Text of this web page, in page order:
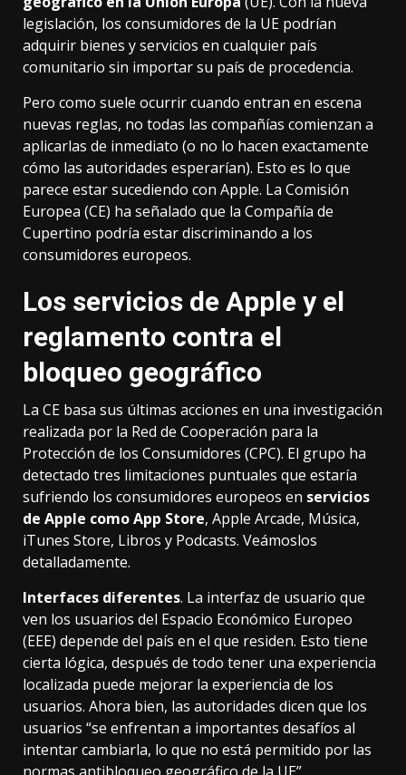
legislación, los consumidores de la UE podrían
adquirir bienes y servicios en cualquier país
comunitario sin importar su país de procedencia.
Pero como suele ocurrir cuando entran en escena
nuevas reglas, no todas las compañías comienzan a
aplicarlas de inmediato (o no lo hacen exactamente
cómo las autoridades esperarían). Esto es lo que
parece estar sucediendo con Apple. La Comisión
Europea (CE) ha señalado que la Compañía de
Cupertino podría estar discriminando a los
consumidores europeos.
Los servicios de Apple y el
reglamento contra el
bloqueo geográfico
La CE basa sus últimas acciones en una investigación
realizada por la Red de Cooperación para la
Protección de los Consumidores (CPC). El grupo ha
detectado tres limitaciones puntuales que estaría
sufriendo los consumidores europeos en servicios
de Apple como App Store, Apple Arcade, Música,
iTunes Store, Libros y Podcasts. Veámoslos
detalladamente.
Interfaces diferentes. La interfaz de usuario que
ven los usuarios del Espacio Económico Europeo
(EEE) depende del país en el que residen. Esto tiene
cierta lógica, después de todo tener una experiencia
localizada puede mejorar la experiencia de los
usuarios. Ahora bien, las autoridades dicen que los
usuarios “se enfrentan a importantes desafíos al
intentar cambiarla, lo que no está permitido por las